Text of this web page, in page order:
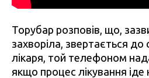
Торубар розповів, що,
захворіла, звертається до
лікаря, той телефоном
якщо процес лікування іде